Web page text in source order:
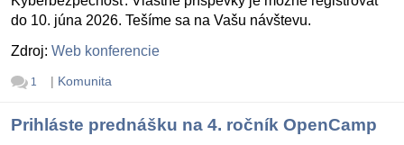
do 10. júna 2026. Tešíme sa na Vašu návštevu.
Zdroj: Web konferencie
1 | Komunita
Prihláste prednášku na 4. ročník OpenCamp